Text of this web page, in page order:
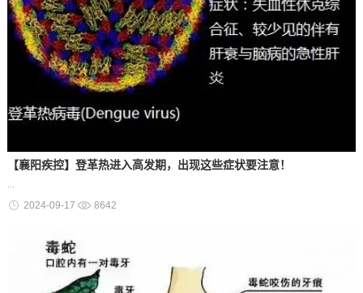
【襄阳疾控】登革热进入高发期，出现这些症状要注意！
...
2024-09-17 8642